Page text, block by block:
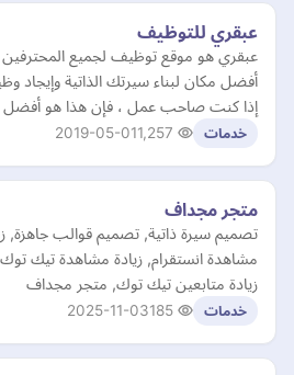
عبقري للتوظيف
عبقري هو موقع توظيف لجميع المحترفين
أفضل مكان لبناء سيرتك الذاتية وإيجاد
إذا كنت صاحب عمل ، فإن هذا هو
خدمات 2019-05-01
متجر مجداف
تصميم سيرة ذاتية, تصميم قوالب جاهزة,
مشاهدة انستقرام, زيادة مشاهدة تيك
زيادة متابعين تيك توك, متجر مجداف
خدمات 2025-11-03